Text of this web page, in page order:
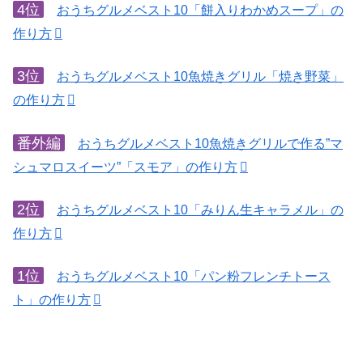
4位
おうちグルメベスト10「餅入りわかめスープ」の
作り方
3位
おうちグルメベスト10魚焼きグリル「焼き野菜」
の作り方
番外編
おうちグルメベスト10魚焼きグリルで作る”マ
シュマロスイーツ”「スモア」の作り方
2位
おうちグルメベスト10「みりん生キャラメル」の
作り方
1位
おうちグルメベスト10「パン粉フレンチトース
ト」の作り方